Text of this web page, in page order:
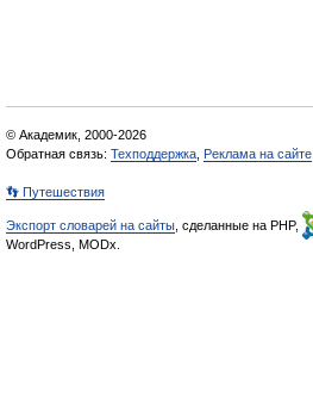
© Академик, 2000-2026
Обратная связь: Техподдержка Реклама на сайте
👣 Путешествия
Экспорт словарей на сайты , сделанные на PHP,
WordPress, MODx.